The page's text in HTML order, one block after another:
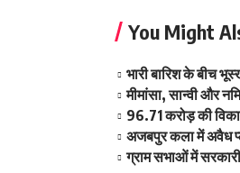
You Might
भारी बारिश के बीच
मीमांसा, सान्वी और
96.71 करोड़ की
अजबपुर कला में अवैध
ग्राम सभाओं में